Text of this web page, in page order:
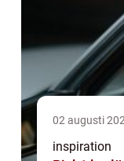
02 augusti
inspiration